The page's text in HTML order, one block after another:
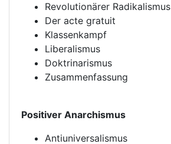
Revolutionärer Radikalismus
Der acte gratuit
Klassenkampf
Liberalismus
Doktrinarismus
Zusammenfassung
Positiver Anarchismus
Antiuniversalismus